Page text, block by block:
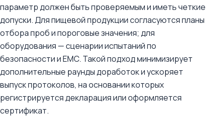
параметр должен быть проверяемым и иметь четкие
допуски. Для пищевой продукции согласуются планы
отбора проб и пороговые значения; для
оборудования — сценарии испытаний по
безопасности и EMC. Такой подход минимизирует
дополнительные раунды доработок и ускоряет
выпуск протоколов, на основании которых
регистрируется декларация или оформляется
сертификат.